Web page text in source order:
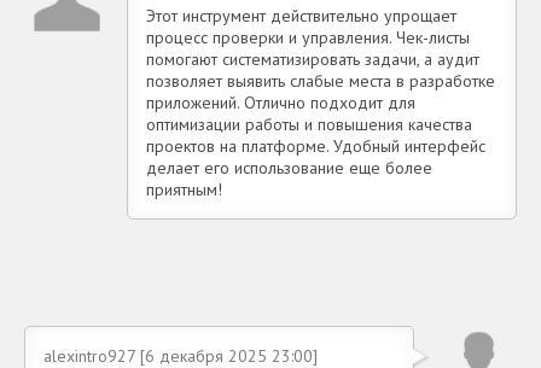
Этот инструмент действительно упрощает
процесс проверки и управления. Чек-листы
помогают систематизировать задачи, а аудит
позволяет выявить слабые места в разработке
приложений. Отлично подходит для
оптимизации работы и повышения качества
проектов на платформе. Удобный интерфейс
делает его использование еще более
приятным!
alexintro927 [6 декабря 2025 23:00]